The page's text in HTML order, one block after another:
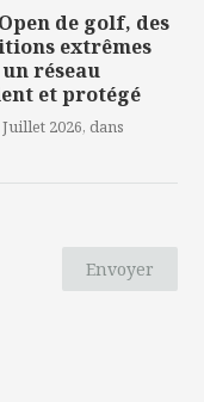
de golf, des
extrêmes
réseau
et protégé
2026, dans
Envoyer